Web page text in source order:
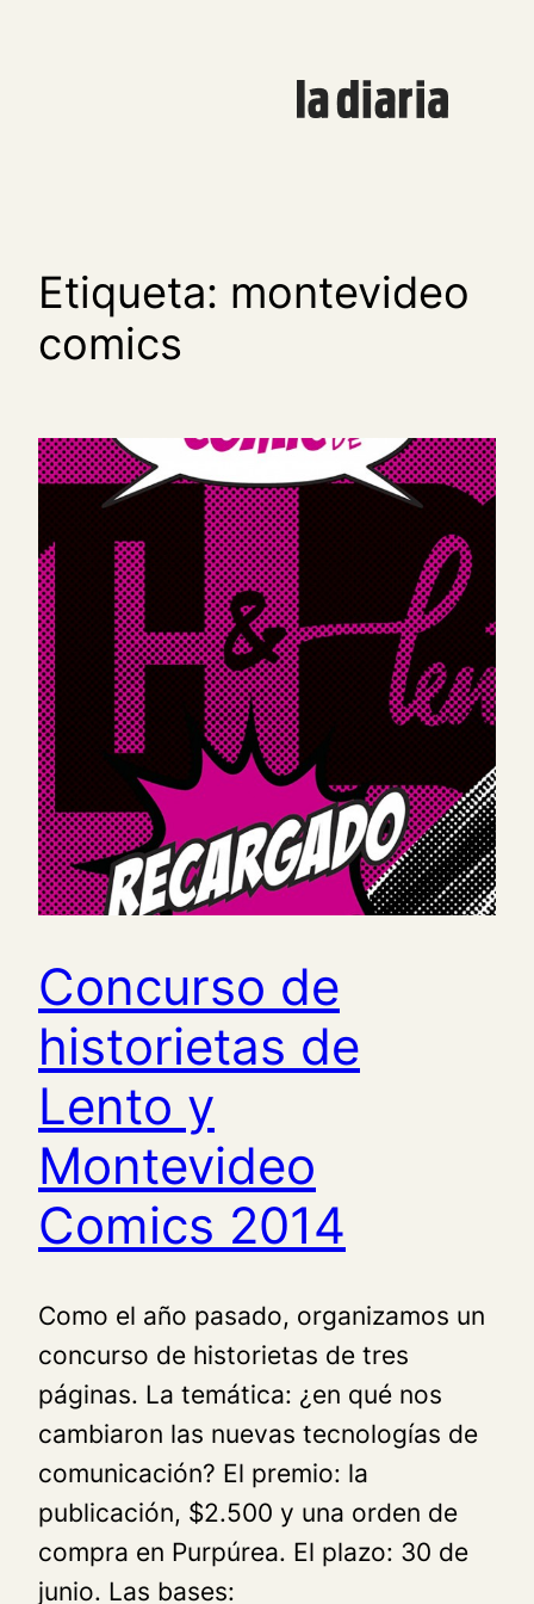
Etiqueta: montevideo
comics
Concurso de
historietas de
Lento y
Montevideo
Comics 2014
Como el año pasado, organizamos un
concurso de historietas de tres
páginas. La temática: ¿en qué nos
cambiaron las nuevas tecnologías de
comunicación? El premio: la
publicación, $2.500 y una orden de
compra en Purpúrea. El plazo: 30 de
junio. Las bases: